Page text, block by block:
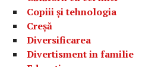
Copiii și tehnologia
Creșă
Diversificarea
Divertisment in familie